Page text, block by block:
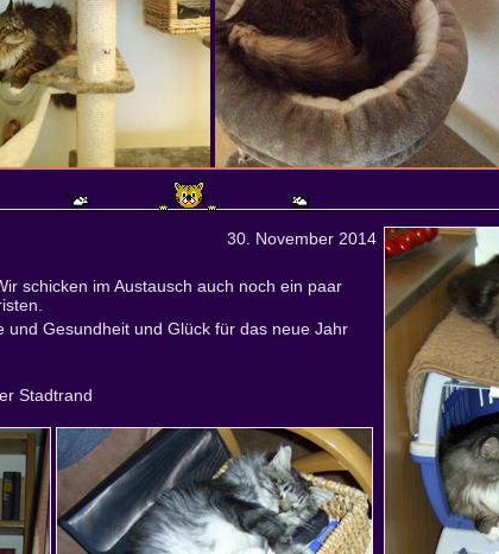
30. November 2014
schicken im Austausch auch noch ein paar
Gesundheit und Glück für das neue Jahr
Stadtrand